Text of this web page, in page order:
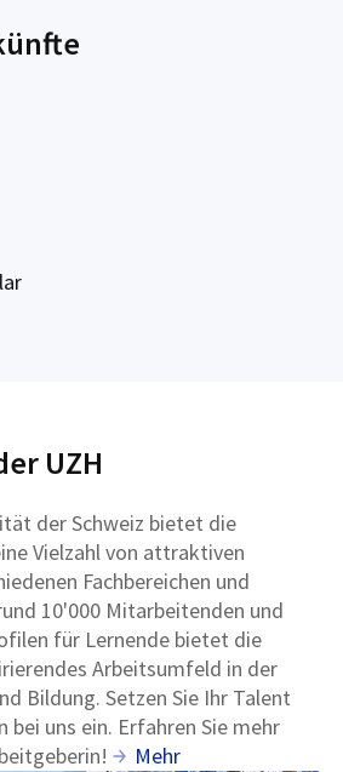
UZH
der Schweiz bietet die
Vielzahl von attraktiven
Fachbereichen und
10'000 Mitarbeitenden und
für Lernende bietet die
Arbeitsumfeld in der
Bildung. Setzen Sie Ihr Talent
bei uns ein. Erfahren Sie mehr
Mehr